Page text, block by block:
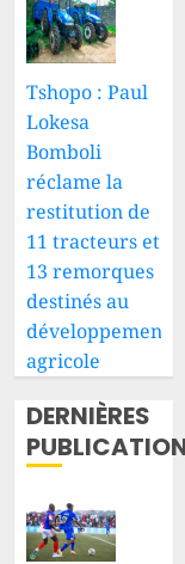
Tshopo : Paul
Lokesa
Bomboli
réclame la
restitution de
11 tracteurs et
13 remorques
destinés au
développement
agricole
DERNIÈRES